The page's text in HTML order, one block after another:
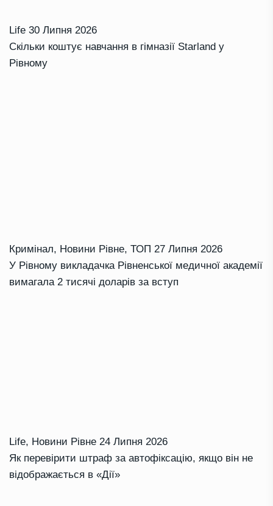
Life 30 Липня 2026
Скільки коштує навчання в гімназії Starland у
Рівному
Кримінал, Новини Рівне, ТОП 27 Липня 2026
У Рівному викладачка Рівненської медичної академії
вимагала 2 тисячі доларів за вступ
Life, Новини Рівне 24 Липня 2026
Як перевірити штраф за автофіксацію, якщо він не
відображається в «Дії»